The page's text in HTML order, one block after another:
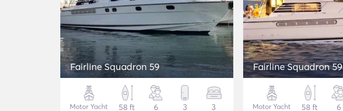
Fairline Squadron 59
Motor Yacht
58 ft
6 3 3
Fairline Squadron 59
Motor Yacht
58 ft
6